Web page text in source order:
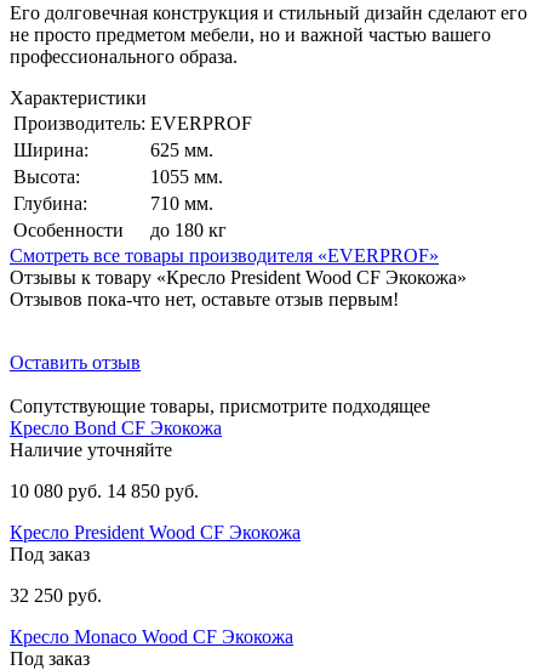
Его долговечная конструкция и стильный дизайн сделают его
не просто предметом мебели, но и важной частью вашего
профессионального образа.
Характеристики
Производитель: EVERPROF
Ширина:
625 мм.
Высота:
1055 мм.
Глубина:
710 мм.
Особенности
до 180 кг
Смотреть все товары производителя «EVERPROF»
Отзывы к товару «Кресло President Wood CF Экокожа»
Отзывов пока-что нет, оставьте отзыв первым!
Оставить отзыв
Сопутствующие товары, присмотрите подходящее
Кресло Bond CF Экокожа
Наличие уточняйте
10 080 руб. 14 850 руб.
Кресло President Wood CF Экокожа
Под заказ
32 250 руб.
Кресло Monaco Wood CF Экокожа
Под заказ